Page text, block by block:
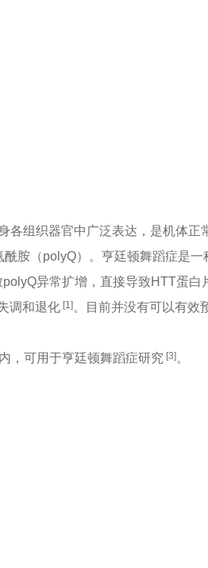
组织器官中广泛表达，是机体正
胺（polyQ）。亨廷顿舞蹈症是
异常扩增，直接导致HTT蛋白
调和退化 [1]。目前并没有可以有效
，可用于亨廷顿舞蹈症研究 [3]。